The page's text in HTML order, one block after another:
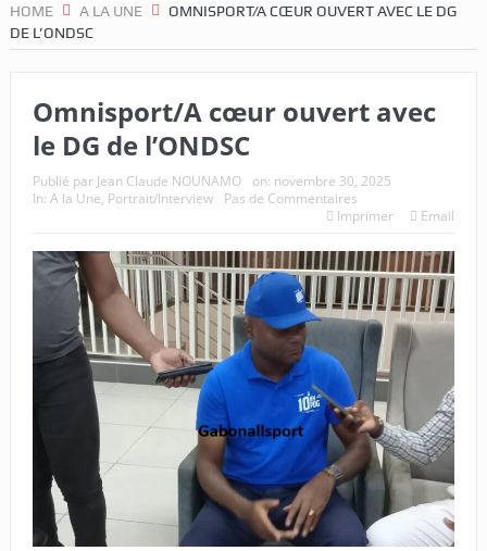
HOME A LA UNE
OMNISPORT/A CŒUR OUVERT AVEC LE DG
DE L’ONDSC
Omnisport/A cœur ouvert avec
le DG de l’ONDSC
Publié par Jean Claude NOUNAMO on: novembre 30, 2025
In: A la Une, Portrait/Interview
Pas de Commentaires
Imprimer
Email